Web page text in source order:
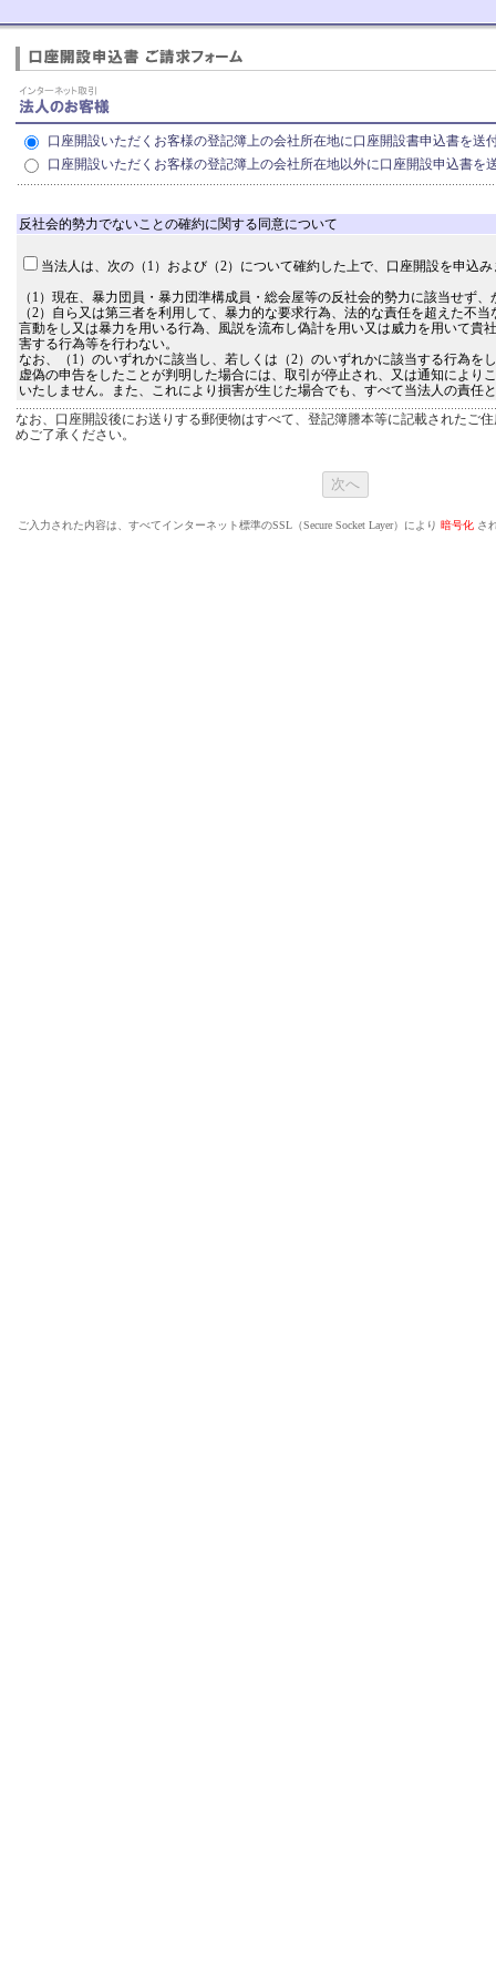
口座開設いただくお客様の登記簿上の会社所在地に口座開設書申込書を送
口座開設いただくお客様の登記簿上の会社所在地以外に口座開設申込書を
反社会的勢力でないことの確約に関する同意について
当法人は、次の（1）および（2）について確約した上で、口座開設を申込み
（1）現在、暴力団員・暴力団準構成員・総会屋等の反社会的勢力に該当せず
（2）自ら又は第三者を利用して、暴力的な要求行為、法的な責任を超えた不
言動をし又は暴力を用いる行為、風説を流布し偽計を用い又は威力を用いて貴
害する行為等を行わない。
なお、（1）のいずれかに該当し、若しくは（2）のいずれかに該当する行為を
虚偽の申告をしたことが判明した場合には、取引が停止され、又は通知により
いたしません。また、これにより損害が生じた場合でも、すべて当法人の責任
なお、口座開設後にお送りする郵便物はすべて、登記簿謄本等に記載されたご
めご了承ください。
ご入力された内容は、すべてインターネット標準のSSL（Secure Socket Layer）により 暗号化 さ